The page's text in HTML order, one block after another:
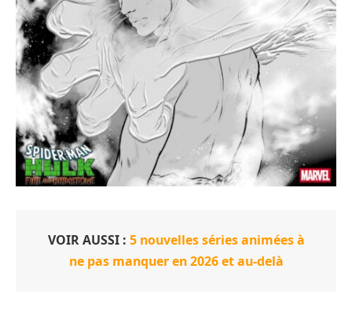
VOIR AUSSI : 5 nouvelles séries animées à
ne pas manquer en 2026 et au-delà